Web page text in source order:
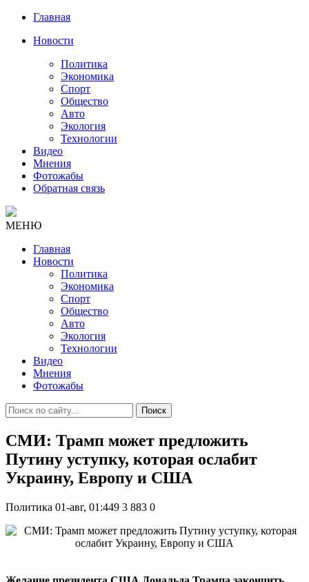
Главная
Новости
Политика
Экономика
Спорт
Общество
Авто
Экология
Технологии
Видео
Мнения
Фотожабы
Обратная связь
МЕНЮ
Главная
Новости
Политика
Экономика
Спорт
Общество
Авто
Экология
Технологии
Видео
Мнения
Фотожабы
Поиск
СМИ: Трамп может предложить
Путину уступку, которая ослабит
Украину, Европу и США
Политика 01-авг, 01:449 3 883 0